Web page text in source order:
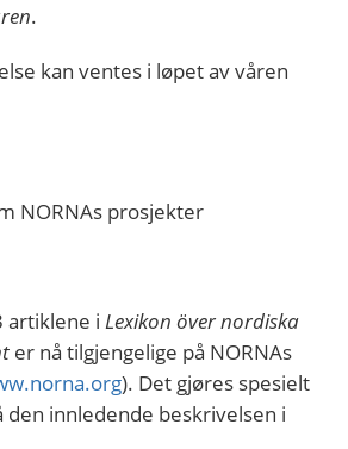
.
kan ventes i løpet av våren
NORNAs prosjekter
i Lexikon över nordiska
er nå tilgjengelige på NORNAs
). Det gjøres spesielt
innledende beskrivelsen i